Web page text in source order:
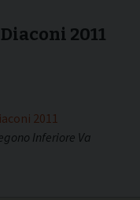
2011
2011
Inferiore Va